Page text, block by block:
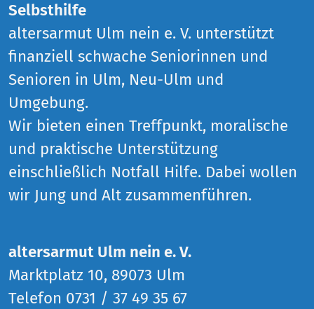
Selbsthilfe
altersarmut Ulm nein e. V. unterstützt
finanziell schwache Seniorinnen und
Senioren in Ulm, Neu-Ulm und
Umgebung.
Wir bieten einen Treffpunkt, moralische
und praktische Unterstützung
einschließlich Notfall Hilfe. Dabei wollen
wir Jung und Alt zusammenführen.
altersarmut Ulm nein e. V.
Marktplatz 10, 89073 Ulm
Telefon 0731 / 37 49 35 67